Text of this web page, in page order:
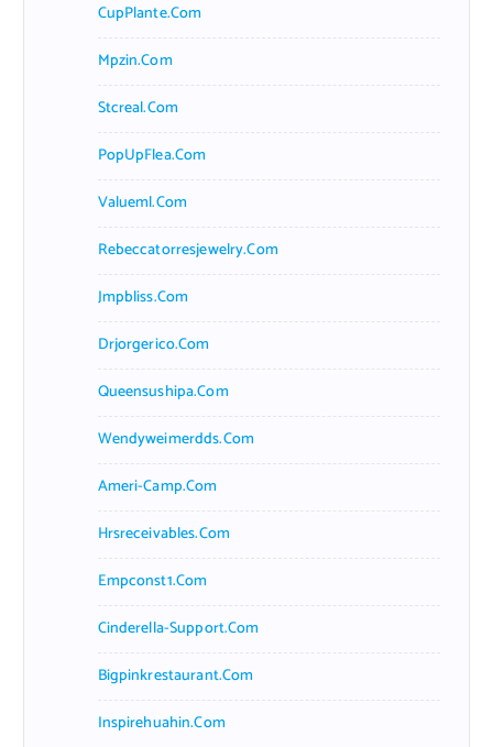
CupPlante.com
Mpzin.com
Stcreal.com
PopUpFlea.com
Valueml.com
Rebeccatorresjewelry.com
Jmpbliss.com
Drjorgerico.com
Queensushipa.com
Wendyweimerdds.com
Ameri-Camp.com
Hrsreceivables.com
Empconst1.com
Cinderella-Support.com
Bigpinkrestaurant.com
Inspirehuahin.com